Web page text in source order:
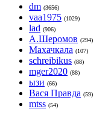
dm (3656)
vaa1975 (1029)
lad (906)
А.Шеромов (294)
Махачкала (107)
schreibikus (88)
mger2020 (88)
ызи (66)
Вася Правда (59)
mtss (54)